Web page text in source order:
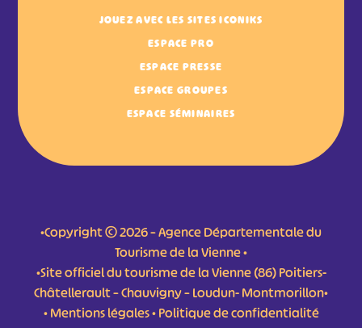
JOUEZ AVEC LES SITES ICONIKS
ESPACE PRO
ESPACE PRESSE
ESPACE GROUPES
ESPACE SÉMINAIRES
•Copyright © 2026 – Agence Départementale du
Tourisme de la Vienne •
•Site officiel du tourisme de la Vienne (86) Poitiers-
Châtellerault – Chauvigny – Loudun- Montmorillon•
•Mentions légales•Politique de confidentialité